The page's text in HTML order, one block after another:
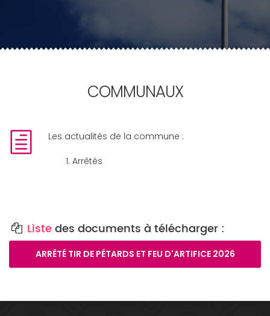
COMMUNAUX
Les actualités de la commune :
Arrêtés
Listedes documents à télécharger :
ARRÊTÉ TIR DE PÉTARDS ET FEU D'ARTIFICE 2026